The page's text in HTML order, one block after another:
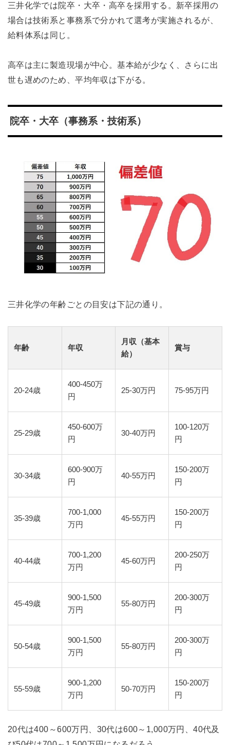
三井化学では院卒・大卒・高卒を採用する。新卒採用の
場合は技術系と事務系で分かれて選考が実施されるが、
給料体系は同じ。
高卒は主に製造現場が中心。基本給が少なく、さらに出
世も遅めのため、平均年収は下がる。
院卒・大卒（事務系・技術系）
三井化学の年齢ごとの目安は下記の通り。
年齢 年収
月収（基本
給）
賞与
20-24歳
400-450万
円
25-30万円 75-95万円
25-29歳
450-600万
円
30-40万円
100-120万
円
30-34歳
600-900万
円
40-55万円
150-200万
円
35-39歳
700-1,000
万円
45-55万円
150-200万
円
40-44歳
700-1,200
万円
45-60万円
200-250万
円
45-49歳
900-1,500
万円
55-80万円
200-300万
円
50-54歳
900-1,500
万円
55-80万円
200-300万
円
55-59歳
900-1,200
万円
50-70万円
150-200万
円
20代は400～600万円、30代は600～1,000万円、40代及